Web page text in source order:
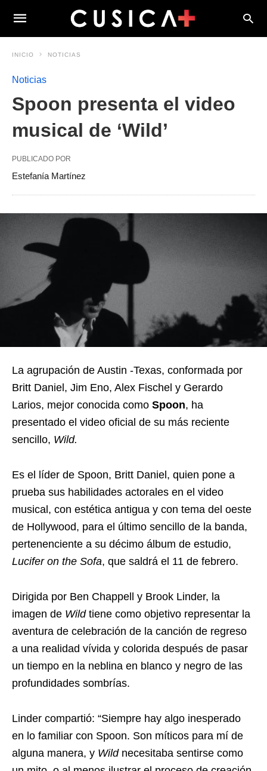
INICIO NOTICIAS
Noticias
Spoon presenta el video
musical de ‘Wild’
PUBLICADO POR
Estefanía Martínez
La agrupación de Austin -Texas, conformada por
Britt Daniel, Jim Eno, Alex Fischel y Gerardo
Larios, mejor conocida como Spoon, ha
presentado el video oficial de su más reciente
sencillo, Wild.
Es el líder de Spoon, Britt Daniel, quien pone a
prueba sus habilidades actorales en el video
musical, con estética antigua y con tema del oeste
de Hollywood, para el último sencillo de la banda,
pertenenciente a su décimo álbum de estudio,
Lucifer on the Sofa, que saldrá el 11 de febrero.
Dirigida por Ben Chappell y Brook Linder, la
imagen de Wild tiene como objetivo representar la
aventura de celebración de la canción de regreso
a una realidad vívida y colorida después de pasar
un tiempo en la neblina en blanco y negro de las
profundidades sombrías.
Linder compartió: “Siempre hay algo inesperado
en lo familiar con Spoon. Son míticos para mí de
alguna manera, y Wildnecesitaba sentirse como